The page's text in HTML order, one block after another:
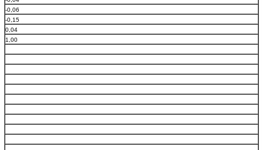
-0,06
-0,15
0,04
1,00